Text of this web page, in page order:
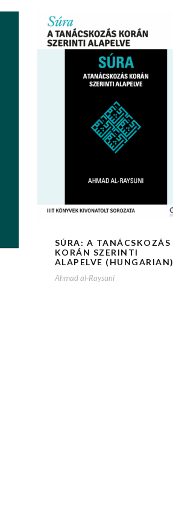
SÚRA: A TANÁCSKOZÁS
KORÁN SZERINTI
ALAPELVE (HUNGARIAN)
Ahmad al-Raysuni